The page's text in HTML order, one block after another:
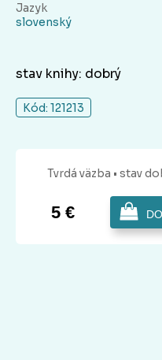
Jazyk
slovenský
stav knihy: dobrý
Kód: 121213
Tvrdá väzba • stav
5 €